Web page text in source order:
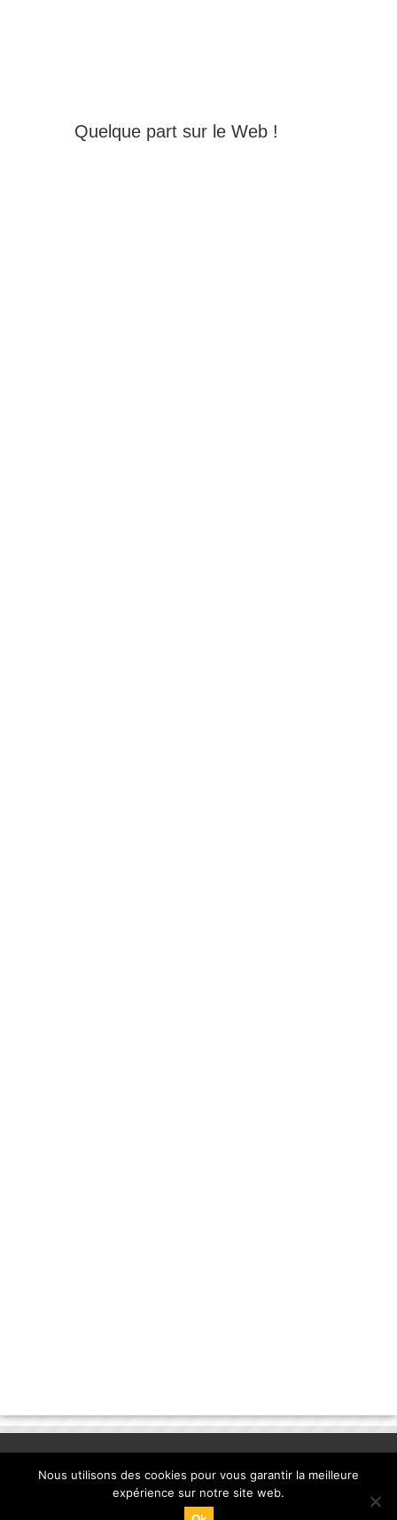
Quelque part sur le Web !
Nous utilisons des cookies pour vous garantir la meilleure
expérience sur notre site web.